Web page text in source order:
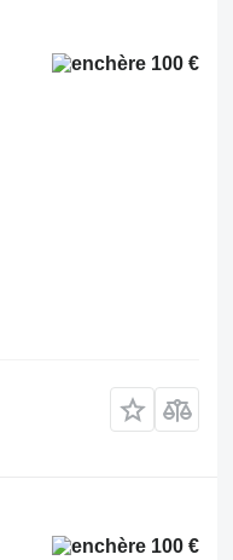
100 €
100 €